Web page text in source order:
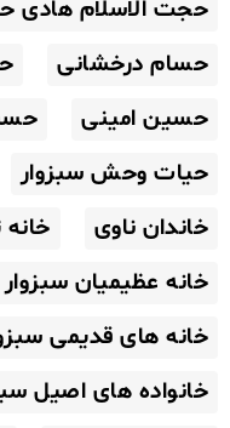
حجت الاسلام هادی
حسام درخشانی
حسین امینی
حیات وحش سبزوار
خاندان ناوی
خانه
خانه عظیمیان سبزوار
خانه های قدیمی
خانواده های اصیل